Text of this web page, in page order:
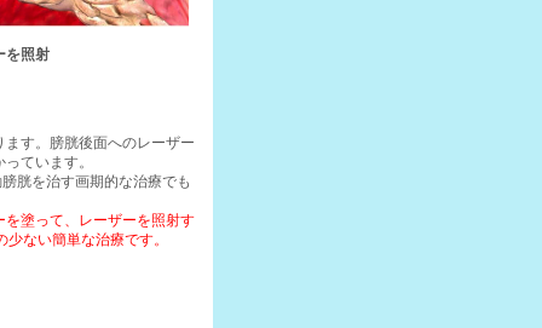
を照射
す。膀胱後面へのレーザー
ています。
胱を治す画期的な治療でも
塗って、レーザーを照射す
ない簡単な治療です。